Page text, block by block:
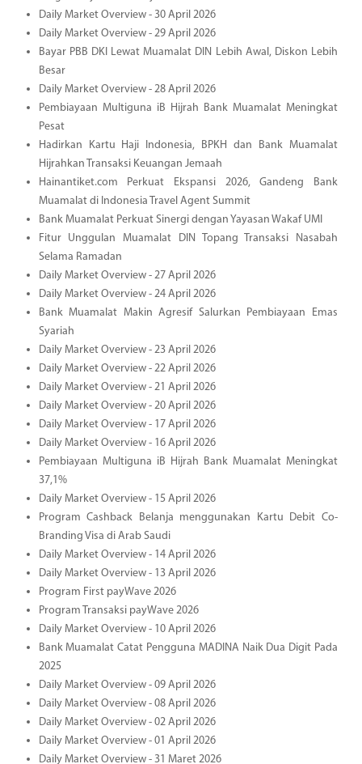
Daily Market Overview - 30 April 2026
Daily Market Overview - 29 April 2026
Bayar PBB DKI Lewat Muamalat DIN Lebih Awal, Diskon Lebih
Besar
Daily Market Overview - 28 April 2026
Pembiayaan Multiguna iB Hijrah Bank Muamalat Meningkat
Pesat
Hadirkan Kartu Haji Indonesia, BPKH dan Bank Muamalat
Hijrahkan Transaksi Keuangan Jemaah
Hainantiket.com Perkuat Ekspansi 2026, Gandeng Bank
Muamalat di Indonesia Travel Agent Summit
Bank Muamalat Perkuat Sinergi dengan Yayasan Wakaf UMI
Fitur Unggulan Muamalat DIN Topang Transaksi Nasabah
Selama Ramadan
Daily Market Overview - 27 April 2026
Daily Market Overview - 24 April 2026
Bank Muamalat Makin Agresif Salurkan Pembiayaan Emas
Syariah
Daily Market Overview - 23 April 2026
Daily Market Overview - 22 April 2026
Daily Market Overview - 21 April 2026
Daily Market Overview - 20 April 2026
Daily Market Overview - 17 April 2026
Daily Market Overview - 16 April 2026
Pembiayaan Multiguna iB Hijrah Bank Muamalat Meningkat
37,1%
Daily Market Overview - 15 April 2026
Program Cashback Belanja menggunakan Kartu Debit Co-
Branding Visa di Arab Saudi
Daily Market Overview - 14 April 2026
Daily Market Overview - 13 April 2026
Program First payWave 2026
Program Transaksi payWave 2026
Daily Market Overview - 10 April 2026
Bank Muamalat Catat Pengguna MADINA Naik Dua Digit Pada
2025
Daily Market Overview - 09 April 2026
Daily Market Overview - 08 April 2026
Daily Market Overview - 02 April 2026
Daily Market Overview - 01 April 2026
Daily Market Overview - 31 Maret 2026